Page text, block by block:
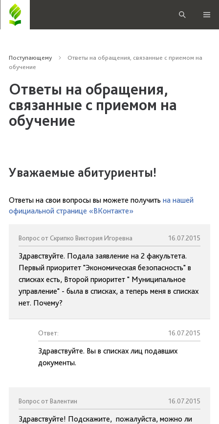
Поступающему
Ответы на обращения, связанные с приемом на
обучение
Ответы на обращения,
связанные с приемом на
обучение
Уважаемые абитуриенты!
Ответы на свои вопросы вы можете получить на нашей
официальной странице «ВКонтакте»
Вопрос от Скрипко Виктория Игоревна 16.07.2015
Здравствуйте. Подала заявление на 2 факультета.
Первый приоритет "Экономическая безопасность" в
списках есть, Второй приоритет " Муниципальное
управление" - была в списках, а теперь меня в списках
нет. Почему?
Ответ: 16.07.2015
Здравствуйте. Вы в списках лиц подавших
документы.
Вопрос от Валентин 16.07.2015
Здравствуйте! Подскажите, пожалуйста, можно ли